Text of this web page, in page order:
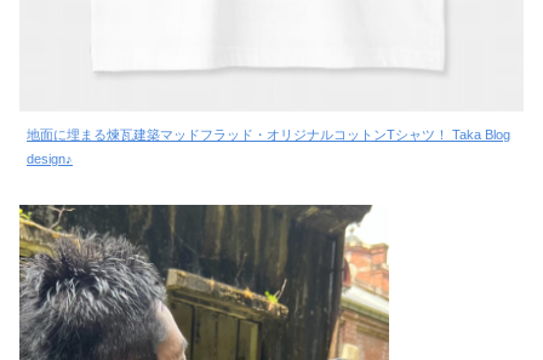
地面に埋まる煉瓦建築マッドフラッド・オリジナルコットンTシャツ！ Taka Blog
design♪